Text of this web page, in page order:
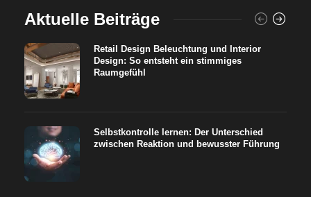
Aktuelle Beiträge
Retail Design Beleuchtung und Interior
Design: So entsteht ein stimmiges
Raumgefühl
Selbstkontrolle lernen: Der Unterschied
zwischen Reaktion und bewusster Führung